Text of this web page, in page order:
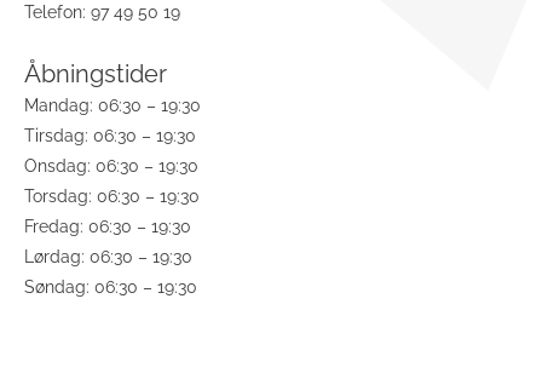
Telefon: 97 49 50 19
Åbningstider
Mandag: 06:30 – 19:30
Tirsdag: 06:30 – 19:30
Onsdag: 06:30 – 19:30
Torsdag: 06:30 – 19:30
Fredag: 06:30 – 19:30
Lørdag: 06:30 – 19:30
Søndag: 06:30 – 19:30